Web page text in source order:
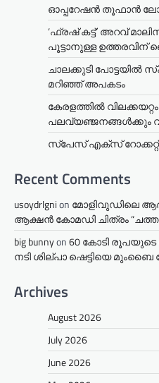
ഓപ്പറേഷൻ തൂഫാൻ
‘ഫ്രഷ് കട്ട്’ അറവ്
പൂട്ടാനുള്ള ഉത്തരവിന്
ചാലക്കുടി
മറിഞ്ഞ് അപകടം
കേരളത്തില്‍
പലവ്യഞ്ജനങ്ങള്‍ക്കും
സ്‌പേസ് എക്‌സ് റോക്കറ്റ്
Recent Comments
usoydrlgnion മോളിവുഡിലെ
ആക്ഷൻ കോമഡി ചിത്രം “ചത്താ
big bunnyon60 കോടി രൂപയുടെ
നടി ശില്പാ ഷെട്ടിയെ
Archives
August 2026
July 2026
June 2026